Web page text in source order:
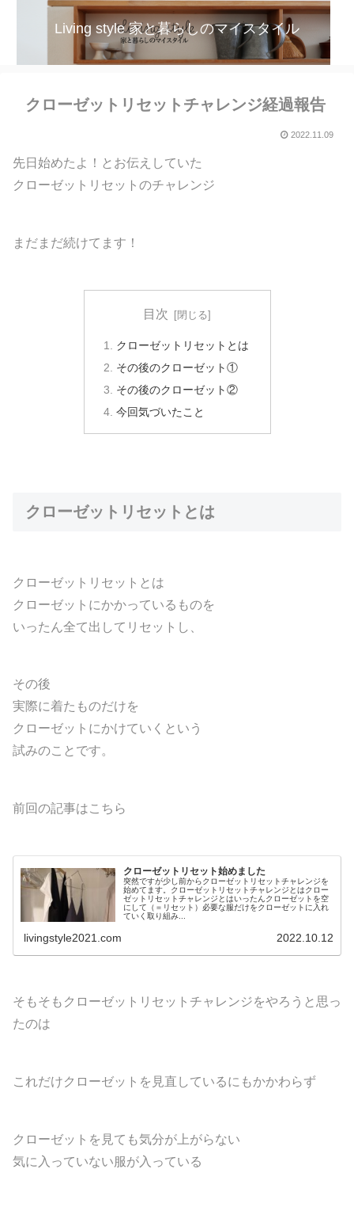
Living style 家と暮らしのマイスタイル
クローゼットリセットチャレンジ経過報告
2022.11.09
先日始めたよ！とお伝えしていた
クローゼットリセットのチャレンジ
まだまだ続けてます！
目次
クローゼットリセットとは
その後のクローゼット①
その後のクローゼット②
今回気づいたこと
クローゼットリセットとは
クローゼットリセットとは
クローゼットにかかっているものを
いったん全て出してリセットし、
その後
実際に着たものだけを
クローゼットにかけていくという
試みのことです。
前回の記事はこちら
クローゼットリセット始めました
突然ですが少し前からクローゼットリセットチャレンジを
始めてます。クローゼットリセットチャレンジとはクロー
ゼットリセットチャレンジとはいったんクローゼットを空
にして（＝リセット）必要な服だけをクローゼットに入れ
ていく取り組み...
livingstyle2021.com 2022.10.12
そもそもクローゼットリセットチャレンジをやろうと思っ
たのは
これだけクローゼットを見直しているにもかかわらず
クローゼットを見ても気分が上がらない
気に入っていない服が入っている